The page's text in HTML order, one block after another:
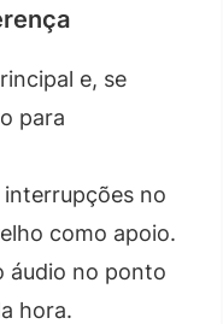
e, se
para
interrupções no
como apoio.
áudio no ponto
hora.